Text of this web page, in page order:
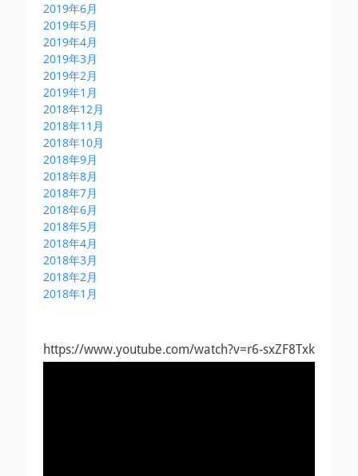
2019年6月
2019年5月
2019年4月
2019年3月
2019年2月
2019年1月
2018年12月
2018年11月
2018年10月
2018年9月
2018年8月
2018年7月
2018年6月
2018年5月
2018年4月
2018年3月
2018年2月
2018年1月
https://www.youtube.com/watch?v=r6-sxZF8Txk